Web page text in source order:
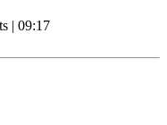
| 09:17